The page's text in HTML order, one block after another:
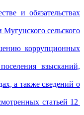
и обязательствах
сельского
коррупционных
взысканий,
а также сведений о
статьей 12